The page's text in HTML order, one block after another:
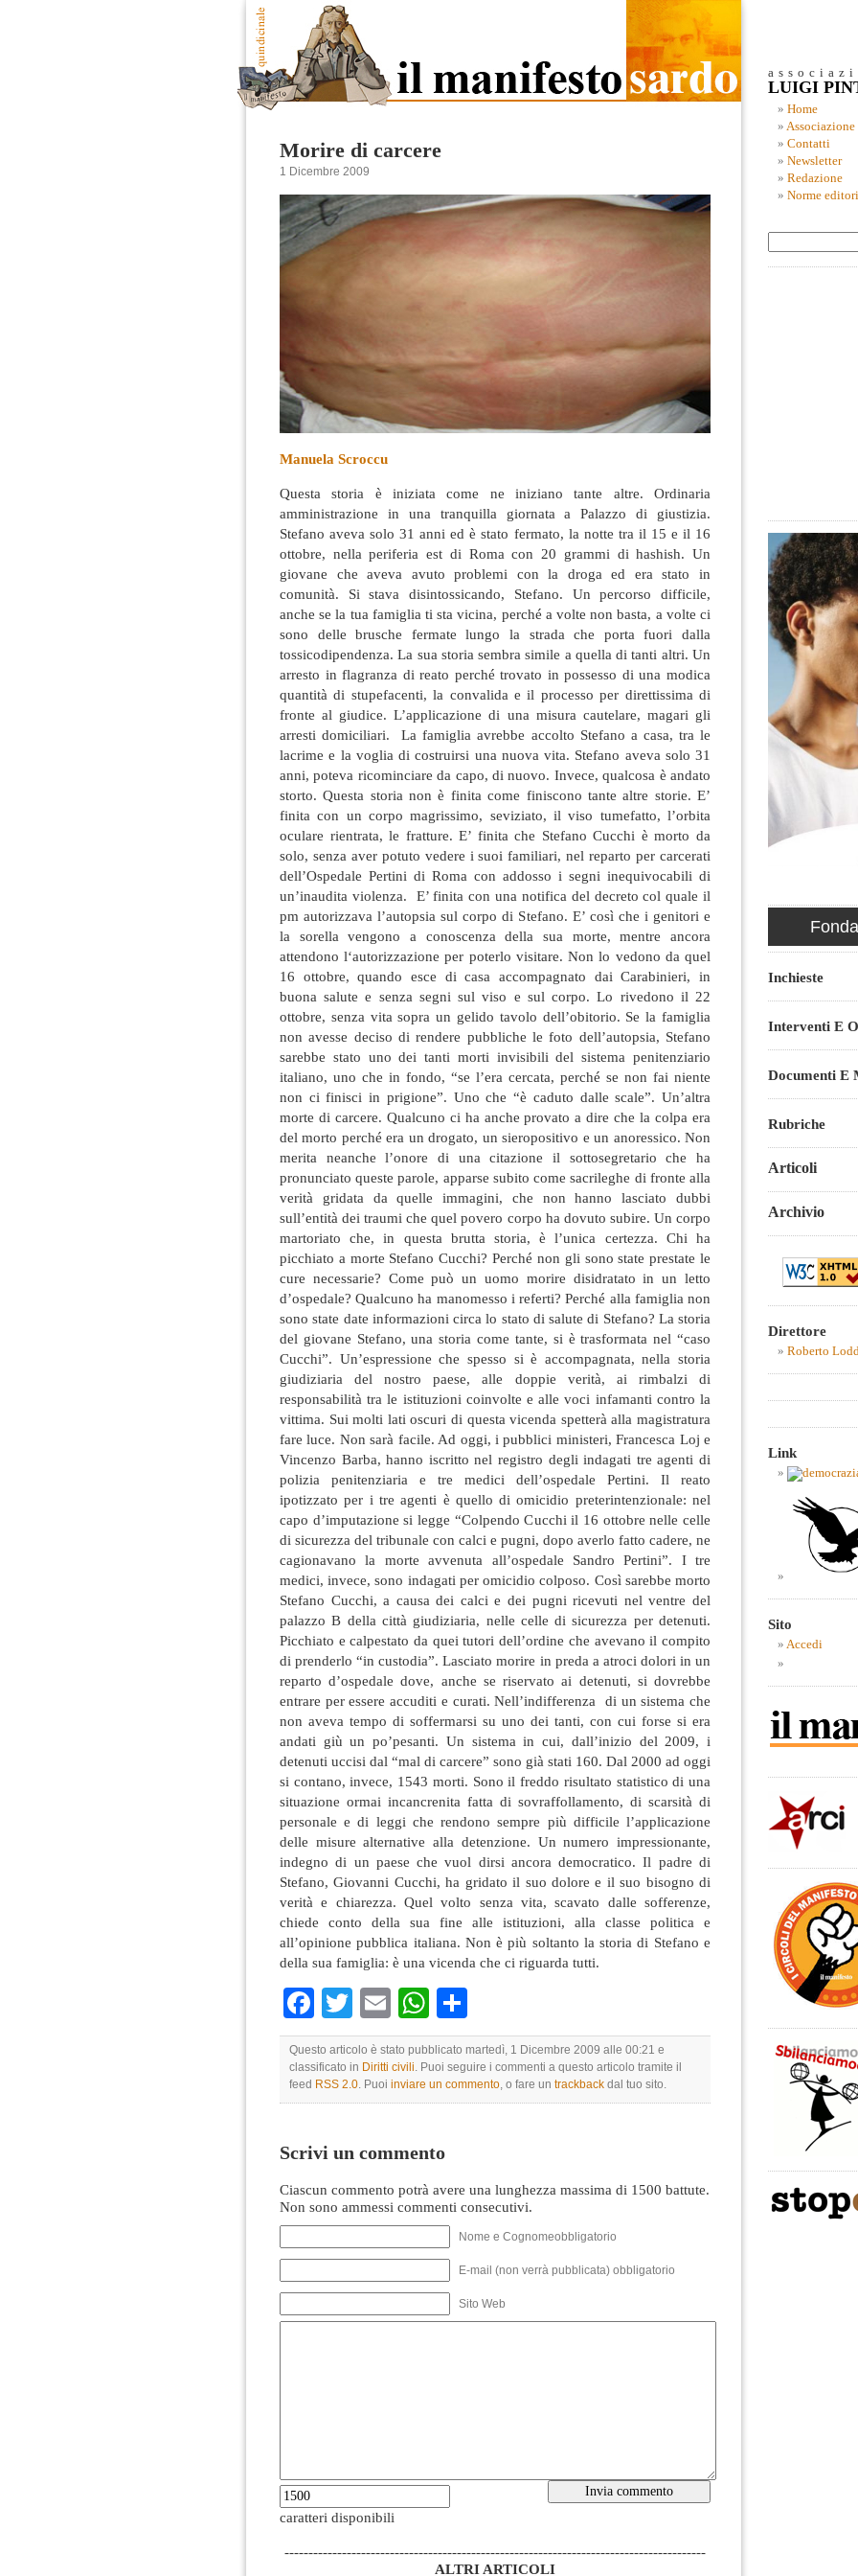
Morire di carcere
1 Dicembre 2009
Manuela Scroccu
Questa storia è iniziata come ne iniziano tante altre. Ordinaria
amministrazione in una tranquilla giornata a Palazzo di giustizia.
Stefano aveva solo 31 anni ed è stato fermato, la notte tra il 15 e il 16
ottobre, nella periferia est di Roma con 20 grammi di hashish. Un
giovane che aveva avuto problemi con la droga ed era stato in
comunità. Si stava disintossicando, Stefano. Un percorso difficile,
anche se la tua famiglia ti sta vicina, perché a volte non basta, a volte ci
sono delle brusche fermate lungo la strada che porta fuori dalla
tossicodipendenza. La sua storia sembra simile a quella di tanti altri. Un
arresto in flagranza di reato perché trovato in possesso di una modica
quantità di stupefacenti, la convalida e il processo per direttissima di
fronte al giudice. L’applicazione di una misura cautelare, magari gli
arresti domiciliari. La famiglia avrebbe accolto Stefano a casa, tra le
lacrime e la voglia di costruirsi una nuova vita. Stefano aveva solo 31
anni, poteva ricominciare da capo, di nuovo. Invece, qualcosa è andato
storto. Questa storia non è finita come finiscono tante altre storie. E’
finita con un corpo magrissimo, seviziato, il viso tumefatto, l’orbita
oculare rientrata, le fratture. E’ finita che Stefano Cucchi è morto da
solo, senza aver potuto vedere i suoi familiari, nel reparto per carcerati
dell’Ospedale Pertini di Roma con addosso i segni inequivocabili di
un’inaudita violenza. E’ finita con una notifica del decreto col quale il
pm autorizzava l’autopsia sul corpo di Stefano. E’ così che i genitori e
la sorella vengono a conoscenza della sua morte, mentre ancora
attendono l‘autorizzazione per poterlo visitare. Non lo vedono da quel
16 ottobre, quando esce di casa accompagnato dai Carabinieri, in
buona salute e senza segni sul viso e sul corpo. Lo rivedono il 22
ottobre, senza vita sopra un gelido tavolo dell’obitorio. Se la famiglia
non avesse deciso di rendere pubbliche le foto dell’autopsia, Stefano
sarebbe stato uno dei tanti morti invisibili del sistema penitenziario
italiano, uno che in fondo, “se l’era cercata, perché se non fai niente
non ci finisci in prigione”. Uno che “è caduto dalle scale”. Un’altra
morte di carcere. Qualcuno ci ha anche provato a dire che la colpa era
del morto perché era un drogato, un sieropositivo e un anoressico. Non
merita neanche l’onore di una citazione il sottosegretario che ha
pronunciato queste parole, apparse subito come sacrileghe di fronte alla
verità gridata da quelle immagini, che non hanno lasciato dubbi
sull’entità dei traumi che quel povero corpo ha dovuto subire. Un corpo
martoriato che, in questa brutta storia, è l’unica certezza. Chi ha
picchiato a morte Stefano Cucchi? Perché non gli sono state prestate le
cure necessarie? Come può un uomo morire disidratato in un letto
d’ospedale? Qualcuno ha manomesso i referti? Perché alla famiglia non
sono state date informazioni circa lo stato di salute di Stefano? La storia
del giovane Stefano, una storia come tante, si è trasformata nel “caso
Cucchi”. Un’espressione che spesso si è accompagnata, nella storia
giudiziaria del nostro paese, alle doppie verità, ai rimbalzi di
responsabilità tra le istituzioni coinvolte e alle voci infamanti contro la
vittima. Sui molti lati oscuri di questa vicenda spetterà alla magistratura
fare luce. Non sarà facile. Ad oggi, i pubblici ministeri, Francesca Loj e
Vincenzo Barba, hanno iscritto nel registro degli indagati tre agenti di
polizia penitenziaria e tre medici dell’ospedale Pertini. Il reato
ipotizzato per i tre agenti è quello di omicidio preterintenzionale: nel
capo d’imputazione si legge “Colpendo Cucchi il 16 ottobre nelle celle
di sicurezza del tribunale con calci e pugni, dopo averlo fatto cadere, ne
cagionavano la morte avvenuta all’ospedale Sandro Pertini”. I tre
medici, invece, sono indagati per omicidio colposo. Così sarebbe morto
Stefano Cucchi, a causa dei calci e dei pugni ricevuti nel ventre del
palazzo B della città giudiziaria, nelle celle di sicurezza per detenuti.
Picchiato e calpestato da quei tutori dell’ordine che avevano il compito
di prenderlo “in custodia”. Lasciato morire in preda a atroci dolori in un
reparto d’ospedale dove, anche se riservato ai detenuti, si dovrebbe
entrare per essere accuditi e curati. Nell’indifferenza di un sistema che
non aveva tempo di soffermarsi su uno dei tanti, con cui forse si era
andati giù un po’pesanti. Un sistema in cui, dall’inizio del 2009, i
detenuti uccisi dal “mal di carcere” sono già stati 160. Dal 2000 ad oggi
si contano, invece, 1543 morti. Sono il freddo risultato statistico di una
situazione ormai incancrenita fatta di sovraffollamento, di scarsità di
personale e di leggi che rendono sempre più difficile l’applicazione
delle misure alternative alla detenzione. Un numero impressionante,
indegno di un paese che vuol dirsi ancora democratico. Il padre di
Stefano, Giovanni Cucchi, ha gridato il suo dolore e il suo bisogno di
verità e chiarezza. Quel volto senza vita, scavato dalle sofferenze,
chiede conto della sua fine alle istituzioni, alla classe politica e
all’opinione pubblica italiana. Non è più soltanto la storia di Stefano e
della sua famiglia: è una vicenda che ci riguarda tutti.
Facebook
TwitterEmailWhatsApp
Questo articolo è stato pubblicato martedì, 1 Dicembre 2009 alle 00:21 e
classificato in Diritti civili. Puoi seguire i commenti a questo articolo tramite il
feed RSS 2.0. Puoi inviare un commento, o fare un trackback dal tuo sito.
Scrivi un commento
Ciascun commento potrà avere una lunghezza massima di 1500 battute.
Non sono ammessi commenti consecutivi.
Nome e Cognomeobbligatorio
E-mail (non verrà pubblicata) obbligatorio
Sito Web
caratteri disponibili
----------------------------------------------------------------------------------------
ALTRI ARTICOLI
LUIGI
Home
Associazione
Contatti
Newsletter
Redazione
Norme
Inchieste
Interventi E
Documenti E
Rubriche
Articoli
Archivio
Direttore
Roberto
Link
Sito
Accedi